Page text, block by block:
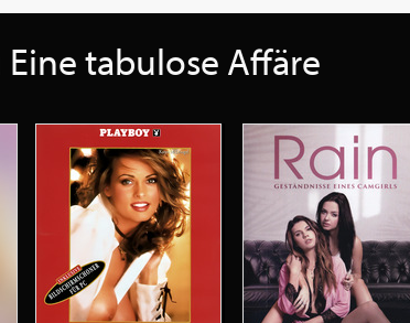
Eine tabulose Affäre